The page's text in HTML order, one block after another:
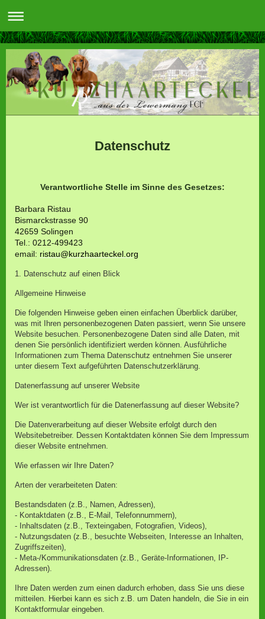
Datenschutz
Verantwortliche Stelle im Sinne des Gesetzes:
Barbara Ristau
Bismarckstrasse 90
42659 Solingen
Tel.: 0212-499423
email: ristau@kurzhaarteckel.org
1. Datenschutz auf einen Blick
Allgemeine Hinweise
Die folgenden Hinweise geben einen einfachen Überblick darüber,
was mit Ihren personenbezogenen Daten passiert, wenn Sie unsere
Website besuchen. Personenbezogene Daten sind alle Daten, mit
denen Sie persönlich identifiziert werden können. Ausführliche
Informationen zum Thema Datenschutz entnehmen Sie unserer
unter diesem Text aufgeführten Datenschutzerklärung.
Datenerfassung auf unserer Website
Wer ist verantwortlich für die Datenerfassung auf dieser Website?
Die Datenverarbeitung auf dieser Website erfolgt durch den
Websitebetreiber. Dessen Kontaktdaten können Sie dem Impressum
dieser Website entnehmen.
Wie erfassen wir Ihre Daten?
Arten der verarbeiteten Daten:
Bestandsdaten (z.B., Namen, Adressen),
- Kontaktdaten (z.B., E-Mail, Telefonnummern),
- Inhaltsdaten (z.B., Texteingaben, Fotografien, Videos),
- Nutzungsdaten (z.B., besuchte Webseiten, Interesse an Inhalten,
Zugriffszeiten),
- Meta-/Kommunikationsdaten (z.B., Geräte-Informationen, IP-
Adressen).
Ihre Daten werden zum einen dadurch erhoben, dass Sie uns diese
mitteilen. Hierbei kann es sich z.B. um Daten handeln, die Sie in ein
Kontaktformular eingeben.